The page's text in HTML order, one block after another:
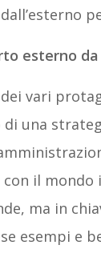
esterno
vari
di una
il mondo
ma in
esempi e